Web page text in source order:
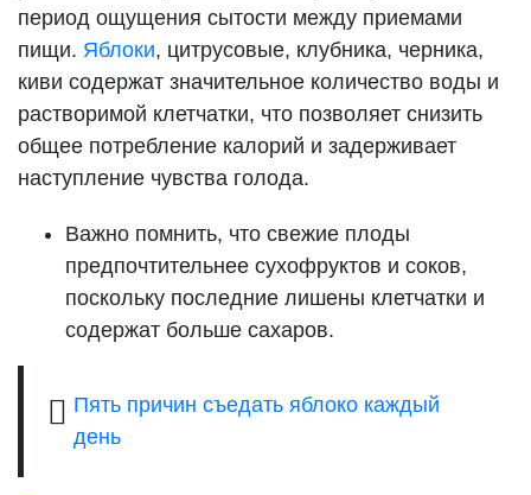
период ощущения сытости между приемами
пищи. Яблоки, цитрусовые, клубника, черника,
киви содержат значительное количество воды и
растворимой клетчатки, что позволяет снизить
общее потребление калорий и задерживает
наступление чувства голода.
Важно помнить, что свежие плоды
предпочтительнее сухофруктов и соков,
поскольку последние лишены клетчатки и
содержат больше сахаров.
Пять причин съедать яблоко каждый
день